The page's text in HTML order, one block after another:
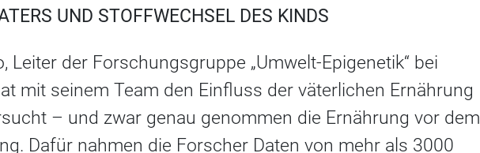
UND STOFFWECHSEL DES KINDS
Leiter der Forschungsgruppe „Umwelt-Epigenetik“ bei
mit seinem Team den Einfluss der väterlichen Ernährung
– und zwar genau genommen die Ernährung vor dem
Dafür nahmen die Forscher Daten von mehr als 3000